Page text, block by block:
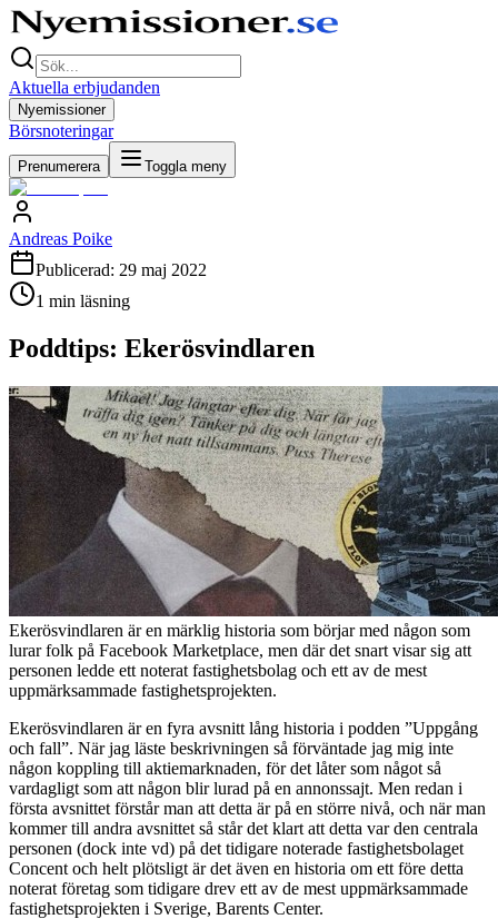
Aktuella erbjudanden
Nyemissioner
Börsnoteringar
Prenumerera Toggla meny
Andreas Poike
Publicerad: 29 maj 2022
1 min läsning
Poddtips: Ekerösvindlaren
Ekerösvindlaren är en märklig historia som börjar med någon som
lurar folk på Facebook Marketplace, men där det snart visar sig att
personen ledde ett noterat fastighetsbolag och ett av de mest
uppmärksammade fastighetsprojekten.
Ekerösvindlaren är en fyra avsnitt lång historia i podden ”Uppgång
och fall”. När jag läste beskrivningen så förväntade jag mig inte
någon koppling till aktiemarknaden, för det låter som något så
vardagligt som att någon blir lurad på en annonssajt. Men redan i
första avsnittet förstår man att detta är på en större nivå, och när man
kommer till andra avsnittet så står det klart att detta var den centrala
personen (dock inte vd) på det tidigare noterade fastighetsbolaget
Concent och helt plötsligt är det även en historia om ett före detta
noterat företag som tidigare drev ett av de mest uppmärksammade
fastighetsprojekten i Sverige, Barents Center.